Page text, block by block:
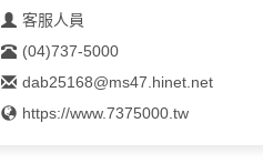
客服人員
(04)737-5000
dab25168@ms47.hinet.net
https://www.7375000.tw